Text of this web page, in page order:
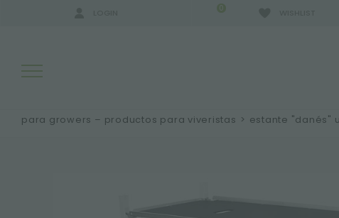
0
MÁS RESULTADOS PARA USTED:
para growers – productos para viveristas > estante "danés"